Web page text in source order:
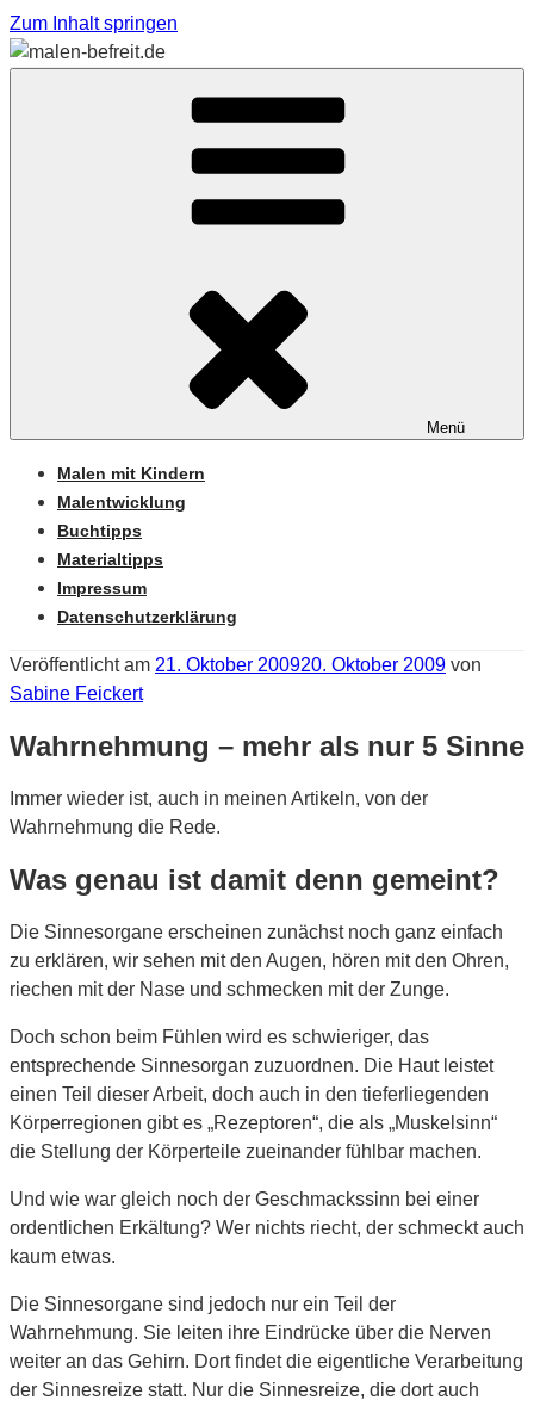
Zum Inhalt springen
MALEN-BEFREIT.DE
Sabine Feickert – Atelier für begleitetes Malen
Menü
Malen mit Kindern
Malentwicklung
Buchtipps
Materialtipps
Impressum
Datenschutzerklärung
Veröffentlicht am 21. Oktober 200920. Oktober 2009 von
Sabine Feickert
Wahrnehmung – mehr als nur 5 Sinne
Immer wieder ist, auch in meinen Artikeln, von der
Wahrnehmung die Rede.
Was genau ist damit denn gemeint?
Die Sinnesorgane erscheinen zunächst noch ganz einfach
zu erklären, wir sehen mit den Augen, hören mit den Ohren,
riechen mit der Nase und schmecken mit der Zunge.
Doch schon beim Fühlen wird es schwieriger, das
entsprechende Sinnesorgan zuzuordnen. Die Haut leistet
einen Teil dieser Arbeit, doch auch in den tieferliegenden
Körperregionen gibt es „Rezeptoren“, die als „Muskelsinn“
die Stellung der Körperteile zueinander fühlbar machen.
Und wie war gleich noch der Geschmackssinn bei einer
ordentlichen Erkältung? Wer nichts riecht, der schmeckt auch
kaum etwas.
Die Sinnesorgane sind jedoch nur ein Teil der
Wahrnehmung. Sie leiten ihre Eindrücke über die Nerven
weiter an das Gehirn. Dort findet die eigentliche Verarbeitung
der Sinnesreize statt. Nur die Sinnesreize, die dort auch